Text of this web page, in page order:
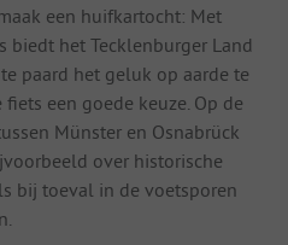
een huifkartocht: Met
biedt het Tecklenburger Land
paard het geluk op aarde te
een goede keuze. Op de
Münster en Osnabrück
over historische
bij toeval in de voetsporen